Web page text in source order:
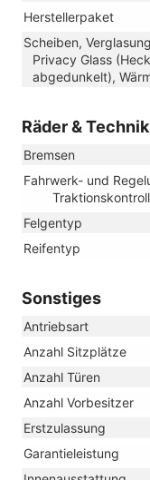
Herstellerpaket
Scheiben, Verglasung
Privacy Glass
abgedunkelt),
Räder & Technik
Bremsen
Fahrwerk- und
Felgentyp
Reifentyp
Sonstiges
Antriebsart
Anzahl Sitzplätze
Anzahl Türen
Anzahl Vorbesitzer
Erstzulassung
Garantieleistung